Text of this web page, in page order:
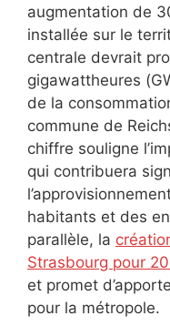
augmentation de
installée sur le
centrale devrait
gigawattheures
de la
commune de
chiffre souligne
qui contribuera
habitants et des
parallèle, la
Strasbourg pour
et promet
pour la métropole.